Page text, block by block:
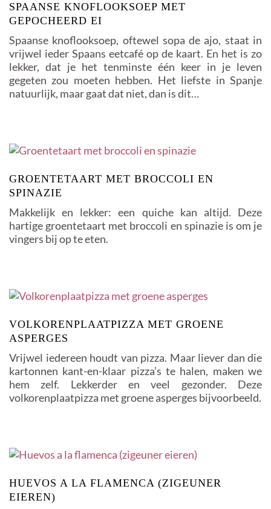
SPAANSE KNOFLOOKSOEP MET
GEPOCHEERD EI
Spaanse knoflooksoep, oftewel sopa de ajo, staat in
vrijwel ieder Spaans eetcafé op de kaart. En het is zo
lekker, dat je het tenminste één keer in je leven
gegeten zou moeten hebben. Het liefste in Spanje
natuurlijk, maar gaat dat niet, dan is dit…
GROENTETAART MET BROCCOLI EN
SPINAZIE
Makkelijk en lekker: een quiche kan altijd. Deze
hartige groentetaart met broccoli en spinazie is om je
vingers bij op te eten.
VOLKORENPLAATPIZZA MET GROENE
ASPERGES
Vrijwel iedereen houdt van pizza. Maar liever dan die
kartonnen kant-en-klaar pizza’s te halen, maken we
hem zelf. Lekkerder en veel gezonder. Deze
volkorenplaatpizza met groene asperges bijvoorbeeld.
HUEVOS A LA FLAMENCA (ZIGEUNER
EIEREN)